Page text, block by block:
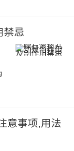
禁忌
意事项,用法